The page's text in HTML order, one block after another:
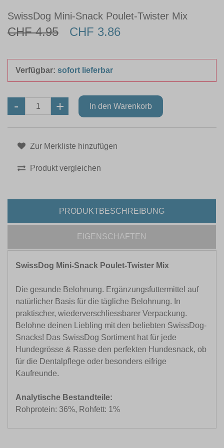
SwissDog Mini-Snack Poulet-Twister Mix
CHF 4.95 CHF 3.86
Verfügbar: sofort lieferbar
Zur Merkliste hinzufügen
Produkt vergleichen
PRODUKTBESCHREIBUNG
EIGENSCHAFTEN
SwissDog Mini-Snack Poulet-Twister Mix
Die gesunde Belohnung. Ergänzungsfuttermittel auf
natürlicher Basis für die tägliche Belohnung. In
praktischer, wiederverschliessbarer Verpackung.
Belohne deinen Liebling mit den beliebten SwissDog-
Snacks! Das SwissDog Sortiment hat für jede
Hundegrösse & Rasse den perfekten Hundesnack, ob
für die Dentalpflege oder besonders eifrige
Kaufreunde.
Analytische Bestandteile:
Rohprotein: 36%, Rohfett: 1%